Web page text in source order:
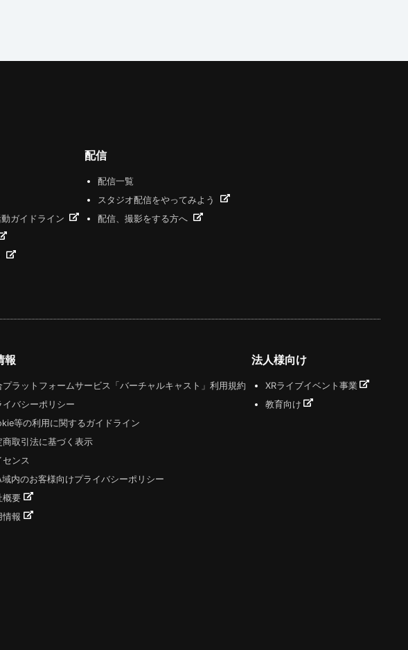
ガイドライン
配信
配信一覧
スタジオ配信をやってみよう
配信、撮影をする方へ
報
プラットフォームサービス「バーチャルキャスト」利用規約
イバシーポリシー
等の利用に関するガイドライン
商取引法に基づく表示
センス
域内のお客様向けプライバシーポリシー
概要
情報
法人様向け
XRライブイベント事業
教育向け